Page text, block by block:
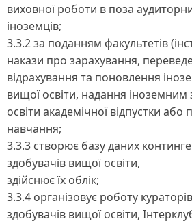
виховної роботи в поза
іноземців;
3.3.2 за поданням факультетів
накази про зарахування,
відрахування та поновлення
вищої освіти, надання
освіти академічної відпустки або
навчання;
3.3.3 створює базу даних
здобувачів вищої освіти,
здійснює їх облік;
3.3.4 організовує роботу
здобувачів вищої освіти,